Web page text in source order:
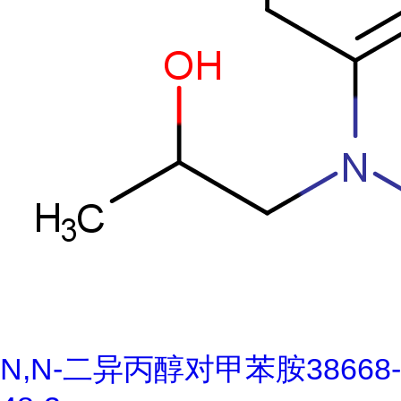
N,N-二异丙醇对甲苯胺38668-